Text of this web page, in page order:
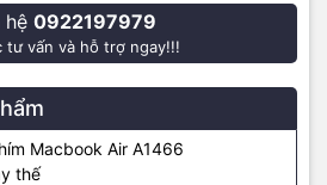
hệ 0922197979
tư vấn và hỗ trợ ngay!!!
Macbook Air A1466
thế